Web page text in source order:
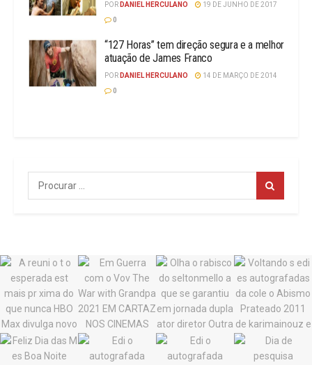
POR DANIEL HERCULANO
19 DE JUNHO DE 2017
0
“127 Horas” tem direção segura e a melhor
atuação de James Franco
POR DANIEL HERCULANO
14 DE MARÇO DE 2014
0